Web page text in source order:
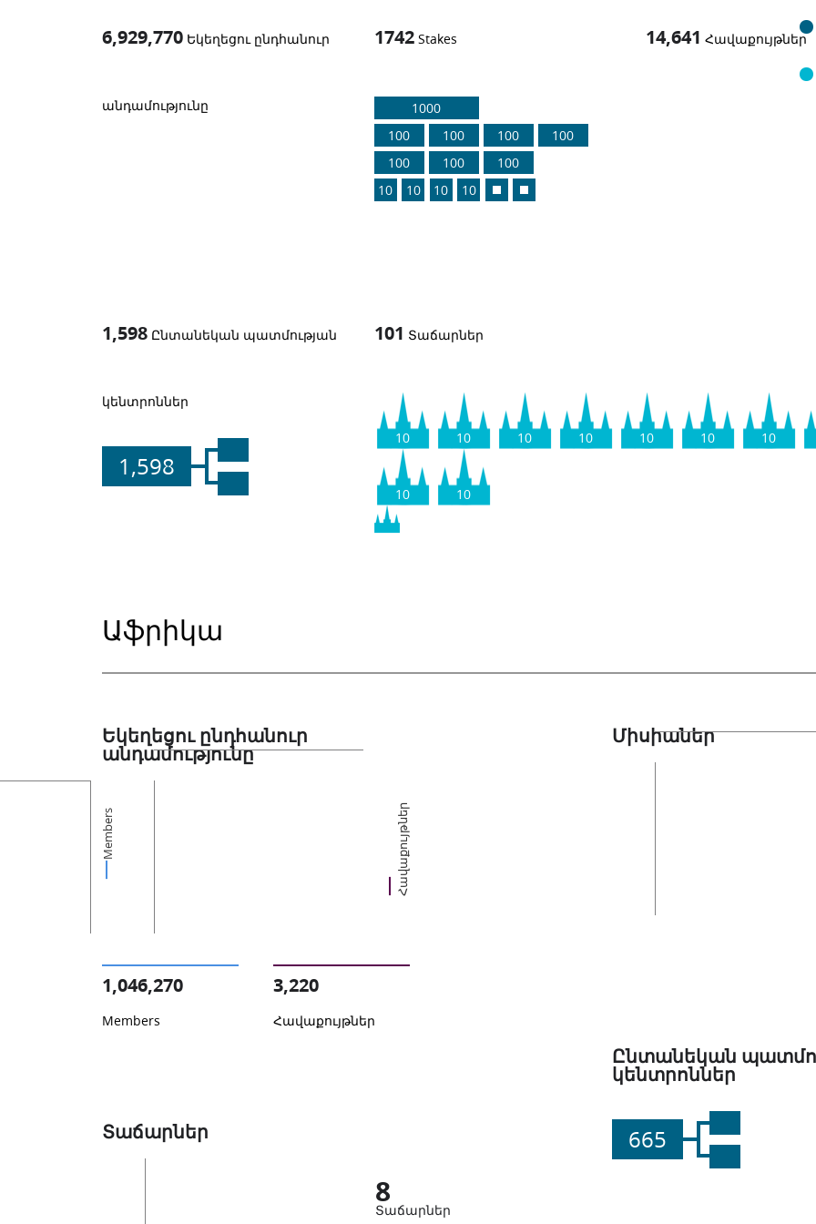
6,929,770 Եկեղեցու ընդհանուր
անդամությունը
-in-
1742 Stakes
1000
100
100 100
100
100
100
100
10
10 10 10
14,641 Հավաքույթներ
1,598 Ընտանեկան պատմության
կենտրոններ
1,598
101 Տաճարներ
10 10 10 10 10 10 10
10 10
Աֆրիկա
Եկեղեցու ընդհանուր
անդամությունը
Members Հավաքույթներ
1,046,270
Members
3,220
Հավաքույթներ
Միսիաներ
Ընտանեկան
կենտրոններ
665
Տաճարներ
8
Տաճարներ